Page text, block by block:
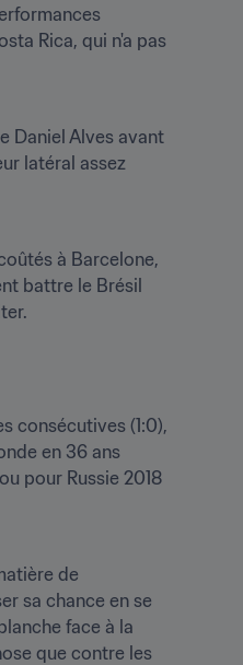
Rica, qui n'a pas
Daniel Alves avant
latéral assez
à Barcelone,
battre le Brésil
consécutives (1:0),
en 36 ans
pour Russie 2018
de
sa chance en se
face à la
que contre les